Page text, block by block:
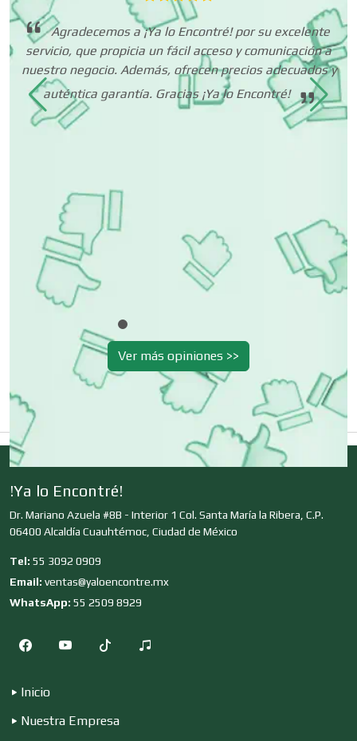
Clínicas de Belleza
Clínicas de Rehabilitación
Clínicas y Hospitales
Clubes Deportivos
Cocinas Integrales
Combustibles y Lubricantes
Compresores de aire
Conferencias Empresariales
Agradecemos a ¡Ya lo Encontré! por su excelente
servicio, que propicia un fácil acceso y comunicación a
nuestro negocio. Además, ofrecen precios adecuados y
auténtica garantía. Gracias ¡Ya lo Encontré!
Ver más opiniones >>
!Ya lo Encontré!
Dr. Mariano Azuela #8B - Interior 1 Col. Santa María la Ribera, C.P.
06400 Alcaldía Cuauhtémoc, Ciudad de México
Tel: 55 3092 0909
Email: ventas@yaloencontre.mx
WhatsApp: 55 2509 8929
Inicio
Nuestra Empresa